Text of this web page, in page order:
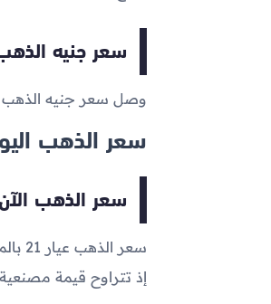
سعر جنيه
وصل سعر جنيه الذهب
سعر الذهب
سعر الذهب الآن عيار 21
سعر الذهب عيار 21 بالمصنعية في بداية تعاملات اليوم الآن يتراوح ما بين
إذ تتراوح قيمة مصنعية الذهب عيار